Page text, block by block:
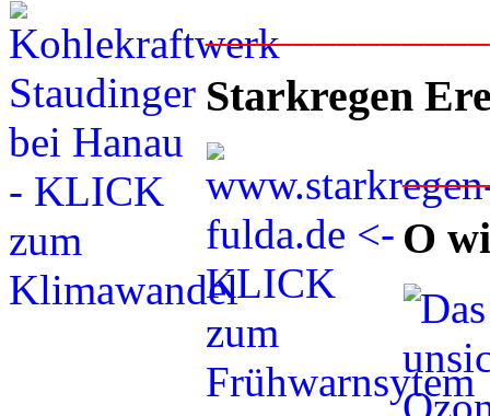
Starkregen
O